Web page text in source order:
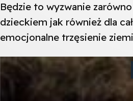
Będzie to wyzwanie
dzieckiem jak również dla
emocjonalne trzęsienie